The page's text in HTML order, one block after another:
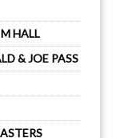
HALL
& JOE PASS